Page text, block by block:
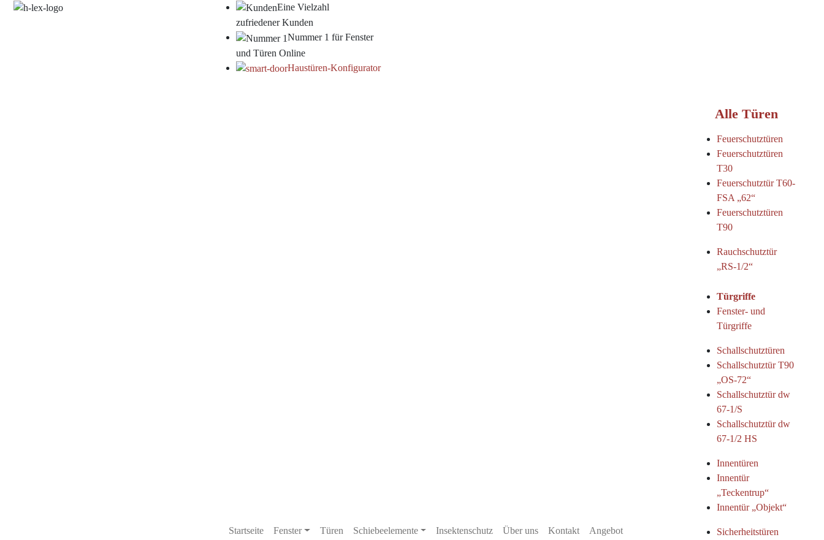
Eine Vielzahl
zufriedener Kunden
Nummer 1 für Fenster
und Türen Online
Haustüren-Konfigurator
Startseite Fenster Türen Schiebeelemente Insektenschutz Über uns Kontakt Angebot
Alle Türen
Feuerschutztüren
Feuerschutztüren
T30
Feuerschutztür T60-
FSA „62“
Feuerschutztüren
T90
Rauchschutztür
„RS-1/2“
Türgriffe
Fenster- und
Türgriffe
Schallschutztüren
Schallschutztür T90
„OS-72“
Schallschutztür dw
67-1/S
Schallschutztür dw
67-1/2 HS
Innentüren
Innentür
„Teckentrup“
Innentür „Objekt“
Sicherheitstüren